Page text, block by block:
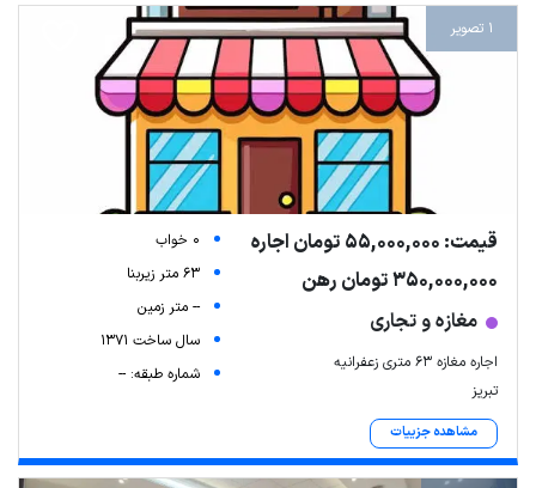
1 تصویر
قیمت: 55,000,000 تومان اجاره
350,000,000 تومان رهن
مغازه و تجاری
اجاره مغازه ۶۳ متری زعفرانیه
تبریز
مشاهده جزییات
0 خواب
63 متر زیربنا
-- متر زمین
سال ساخت 1371
شماره طبقه: --